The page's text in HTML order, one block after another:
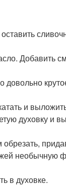
Добавить
и
духовку и
обрезать,
необычную
в духовке.